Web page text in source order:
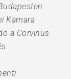
Kamara
a Corvinus